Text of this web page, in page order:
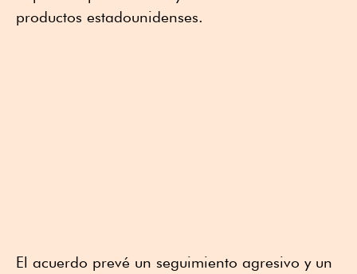
productos estadounidenses.
El acuerdo prevé un seguimiento agresivo y un